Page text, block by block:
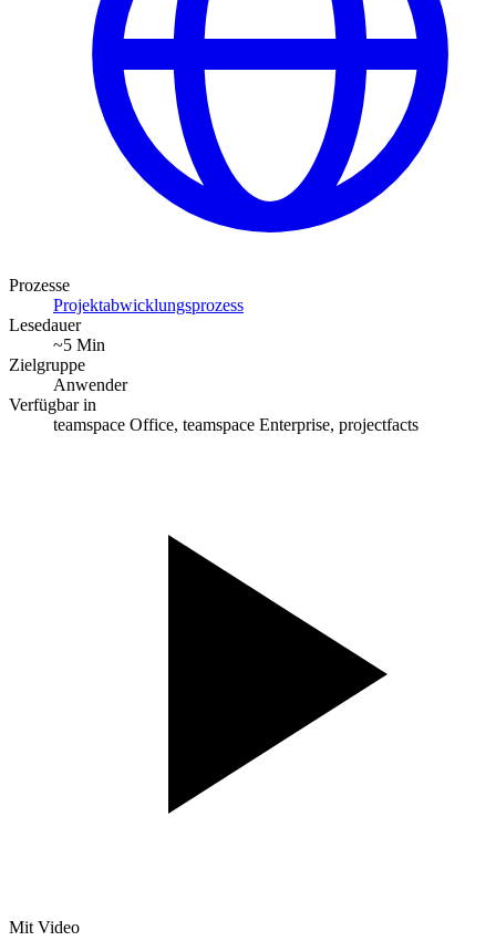
Prozesse
Projektabwicklungsprozess
Lesedauer
~5 Min
Zielgruppe
Anwender
Verfügbar in
teamspace Office, teamspace Enterprise, projectfacts
Mit Video